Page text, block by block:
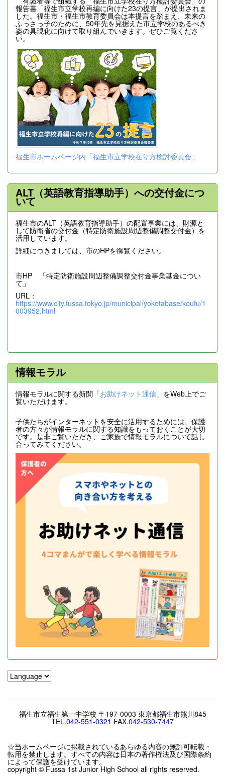
報告書「福生市立学校再編に向けた23の提言」が提出されま
した。福生市・福生市教育委員会は本提言を踏まえ、未来の
ふっさっ子のために、50年先を見据えた市立学校のあるべき
姿の具現化に向けて取り組んでいきます。ぜひご覧くださ
い。
福生市ホームページ内「福生市立学校在り方検討委員会」
ALT（英語教育指導助手）への交付金につ
いて
福生市のALT（英語教育指導助手）の配置事業には、財源と
して防衛省の交付金（特定防衛施設周辺整備調整交付金）を
活用しています。
詳細につきましては、市のHPを御覧ください。
市HP 「特定防衛施設周辺整備調整交付金事業基金につい
て」
URL：
https://www.city.fussa.tokyo.jp/municipal/yokotabase/koufu/1
003952.html
情報モラル
情報モラルに関する新聞「お助けネット通信 」をWeb上でご
覧いただけます。
子供たちがインターネットを安全に活用するためには、保護
者の方々が情報モラルに関する知識をもっておくことが大切
です。是非ご覧いただき、ご家族で情報モラルについて話し
合ってみてください。
福生市立福生第一中学校 〒197-0003 東京都福生市熊川845
TEL.042-551-0321 FAX.042-530-7447
☆当ホームページに掲載されているあらゆる内容の無許可転載・
転用を禁止します。すべての内容は日本の著作権法及び国際条約
によって保護を受けています。
copyright © Fussa 1st Junior High School all rights reserved.